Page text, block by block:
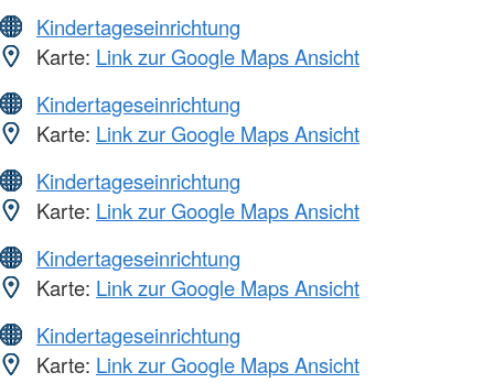
Kindertageseinrichtung
Karte: Link zur Google Maps Ansicht
Kindertageseinrichtung
Karte: Link zur Google Maps Ansicht
Kindertageseinrichtung
Karte: Link zur Google Maps Ansicht
Kindertageseinrichtung
Karte: Link zur Google Maps Ansicht
Kindertageseinrichtung
Karte: Link zur Google Maps Ansicht